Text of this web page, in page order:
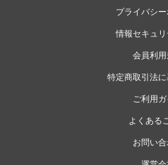
プライバシ
情報セキュ
会員利
特定商取引法
ご利用
よくある
お問い